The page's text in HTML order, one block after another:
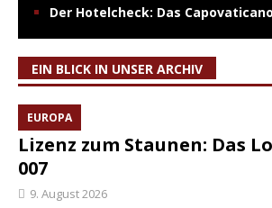
Der Hotelcheck: Das
EIN BLICK IN UNSER ARCHIV
EUROPA
Lizenz zum Staunen: Das
007
9. August 2026